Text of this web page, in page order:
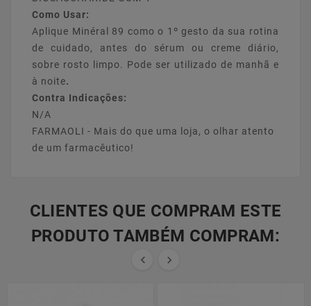
Como Usar:
Aplique Minéral 89 como o 1º gesto da sua rotina
de cuidado, antes do sérum ou creme diário,
sobre rosto limpo. Pode ser utilizado de manhã e
à noite.
Contra Indicações:
N/A
FARMAOLI - Mais do que uma loja, o olhar atento
de um farmacêutico!
CLIENTES QUE COMPRAM ESTE
PRODUTO TAMBÉM COMPRAM:
 